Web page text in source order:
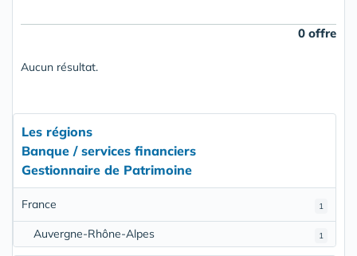
0 offre
Aucun résultat.
Les régions
Banque / services financiers
Gestionnaire de Patrimoine
1
France
1
Auvergne-Rhône-Alpes